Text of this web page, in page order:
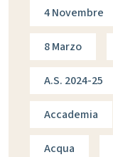
4 Novembre
8 Marzo
A.s. 2024-25
Accademia
Acqua